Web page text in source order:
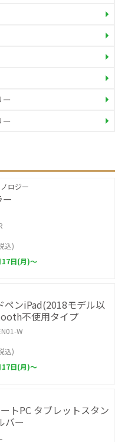
ー
ー
ロジー
込)
17日(月)～
ペンiPad(2018モデル以
不使用タイプ
W
込)
17日(月)～
トPC タブレットスタン
バー